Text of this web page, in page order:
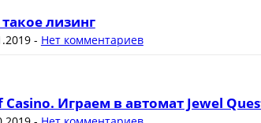
лизинг
- Нет комментариев
Casino. Играем в автомат Jewel